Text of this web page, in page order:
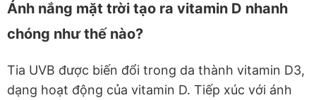
Ánh nắng mặt trời tạo ra vitamin D nhanh
chóng như thế nào?
Tia UVB được biến đổi trong da thành vitamin D3,
dạng hoạt động của vitamin D. Tiếp xúc với ánh